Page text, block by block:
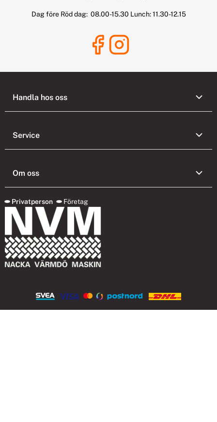
Dag före Röd dag: 08.00-15.30 Lunch: 11.30-12.15
Handla hos oss
Service
Om oss
Privatperson Företag